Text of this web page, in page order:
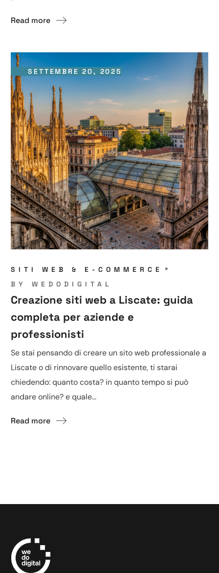
Read more
SETTEMBRE 20, 2025
SITI WEB & E-COMMERCE
BYWEDODIGITAL
Creazione siti web a Liscate: guida
completa per aziende e
professionisti
Se stai pensando di creare un sito web professionale a
Liscate o di rinnovare quello esistente, ti starai
chiedendo: quanto costa? in quanto tempo si può
andare online? e quale...
Read more